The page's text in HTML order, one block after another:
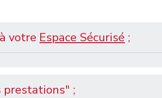
votre Espace Sécurisé ;
prestations" ;